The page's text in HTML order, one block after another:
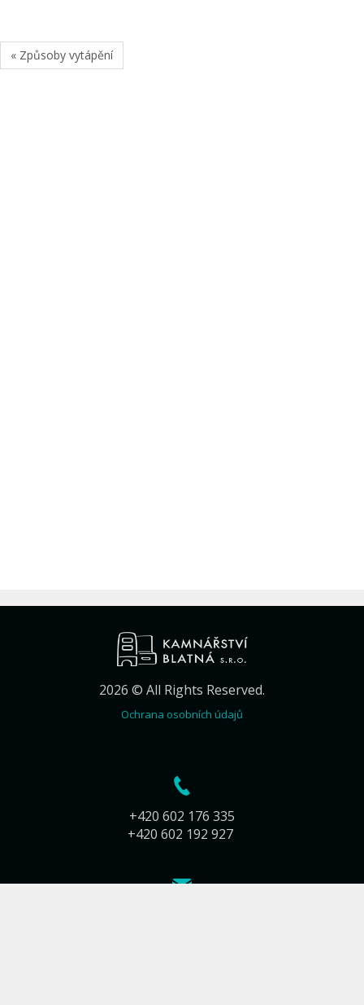
« Způsoby vytápění
2026 © All Rights Reserved.
Ochrana osobních údajů
+420 602 176 335
+420 602 192 927